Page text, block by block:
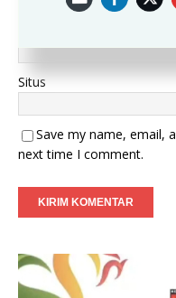
Situs
Save my name, email,
next time I comment.